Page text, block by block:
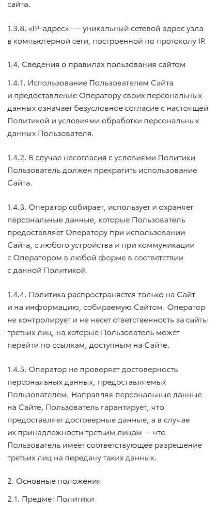
сайта.
1.3.8. «IP-адрес» --- уникальный сетевой адрес узла
в компьютерной сети, построенной по протоколу IP.
1.4. Сведения о правилах пользования сайтом
1.4.1. Использование Пользователем Сайта
и предоставление Оператору своих персональных
данных означает безусловное согласие с настоящей
Политикой и условиями обработки персональных
данных Пользователя.
1.4.2. В случае несогласия с условиями Политики
Пользователь должен прекратить использование
Сайта.
1.4.3. Оператор собирает, использует и охраняет
персональные данные, которые Пользователь
предоставляет Оператору при использовании
Сайта, с любого устройства и при коммуникации
с Оператором в любой форме в соответствии
с данной Политикой.
1.4.4. Политика распространяется только на Сайт
и на информацию, собираемую Сайтом. Оператор
не контролирует и не несет ответственность за сайты
третьих лиц, на которые Пользователь может
перейти по ссылкам, доступным на Сайте.
1.4.5. Оператор не проверяет достоверность
персональных данных, предоставляемых
Пользователем. Направляя персональные данные
на Сайте, Пользователь гарантирует, что
предоставляет достоверные данные, а в случае
их принадлежности третьим лицам -- что
Пользователь имеет соответствующее разрешение
третьих лиц на передачу таких данных.
2. Основные положения
2.1. Предмет Политики